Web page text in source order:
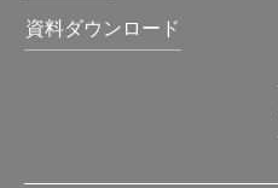
資料ダウンロード